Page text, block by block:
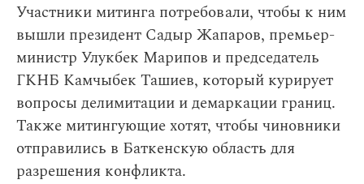
Участники митинга потребовали, чтобы к ним
вышли президент Садыр Жапаров, премьер-
министр Улукбек Марипов и председатель
ГКНБ Камчыбек Ташиев, который курирует
вопросы делимитации и демаркации границ.
Также митингующие хотят, чтобы чиновники
отправились в Баткенскую область для
разрешения конфликта.